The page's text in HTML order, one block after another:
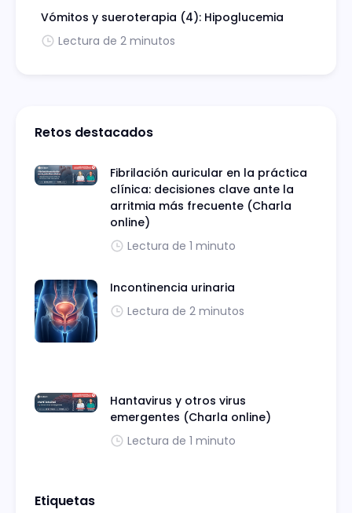
Vómitos y sueroterapia (4): Hipoglucemia
Lectura de 2 minutos
Retos destacados
Fibrilación auricular en la práctica
clínica: decisiones clave ante la
arritmia más frecuente (Charla
online)
Lectura de 1 minuto
Incontinencia urinaria
Lectura de 2 minutos
Hantavirus y otros virus
emergentes (Charla online)
Lectura de 1 minuto
Etiquetas